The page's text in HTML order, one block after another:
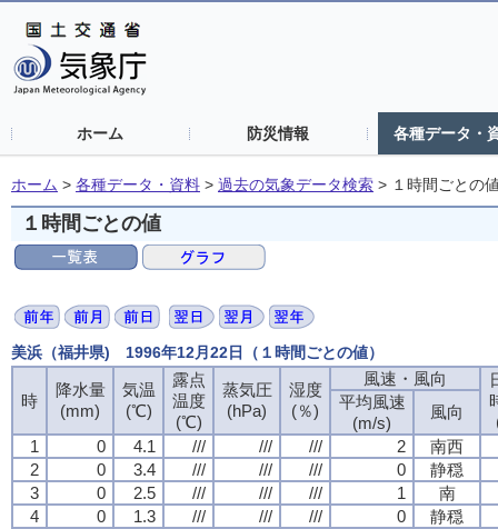
ホーム 防災情報 各種データ・
ホーム > 各種データ・資料 > 過去の気象データ検索 > １時間ごとの
１時間ごとの値
美浜（福井県) 1996年12月22日（１時間ごとの値）
時
降水量
(mm)
気温
(℃)
露点
温度
(℃)
蒸気圧
(hPa)
湿度
(％)
風速・風向
平均風速
(m/s)
風向
1
0 4.1 /// /// /// 2
南西
2
0 3.4 /// /// /// 0
静穏
3
0 2.5 /// /// /// 1
南
4
0 1.3 /// /// /// 0
静穏